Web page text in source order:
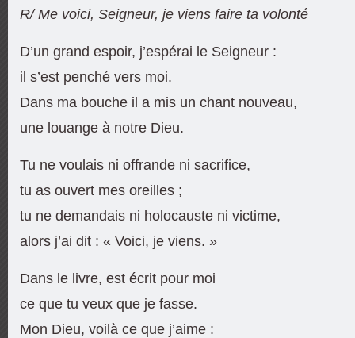
R/ Me voici, Seigneur, je viens faire ta volonté
D’un grand espoir, j’espérai le Seigneur :
il s’est penché vers moi.
Dans ma bouche il a mis un chant nouveau,
une louange à notre Dieu.
Tu ne voulais ni offrande ni sacrifice,
tu as ouvert mes oreilles ;
tu ne demandais ni holocauste ni victime,
alors j’ai dit : « Voici, je viens. »
Dans le livre, est écrit pour moi
ce que tu veux que je fasse.
Mon Dieu, voilà ce que j’aime :